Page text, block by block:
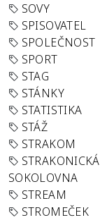
SOVY
SPISOVATEL
SPOLEČNOST
SPORT
STAG
STÁNKY
STATISTIKA
STÁŽ
STRAKOM
STRAKONICKÁ
SOKOLOVNA
STREAM
STROMEČEK